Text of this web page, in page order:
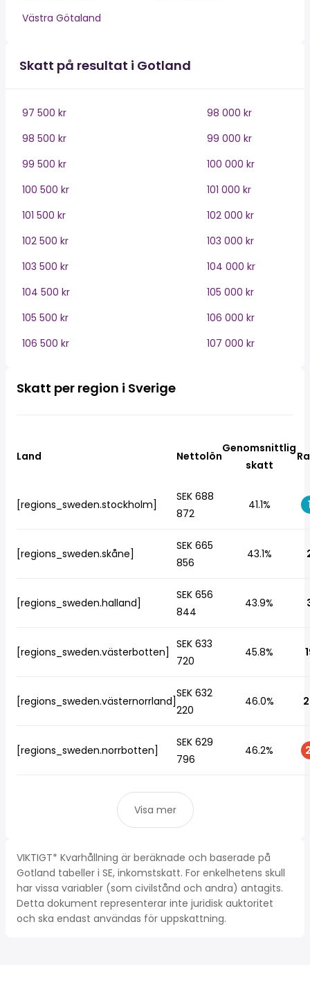
Västra Götaland
Skatt på resultat i Gotland
97 500 kr
98 000 kr
98 500 kr
99 000 kr
99 500 kr
100 000 kr
100 500 kr
101 000 kr
101 500 kr
102 000 kr
102 500 kr
103 000 kr
103 500 kr
104 000 kr
104 500 kr
105 000 kr
105 500 kr
106 000 kr
106 500 kr
107 000 kr
Skatt per region i Sverige
Land Nettolön
Genomsnittlig
skatt
[regions_sweden.stockholm]
SEK 688
872
41.1%
[regions_sweden.skåne]
SEK 665
856
43.1%
[regions_sweden.halland]
SEK 656
844
43.9%
[regions_sweden.västerbotten]
SEK 633
720
45.8%
[regions_sweden.västernorrland]
SEK 632
220
46.0%
[regions_sweden.norrbotten]
SEK 629
796
46.2%
Visa mer
VIKTIGT* Kvarhållning är beräknade och baserade på
Gotland tabeller i SE, inkomstskatt. For enkelhetens skull
har vissa variabler (som civilstånd och andra) antagits.
Detta dokument representerar inte juridisk auktoritet
och ska endast användas för uppskattning.